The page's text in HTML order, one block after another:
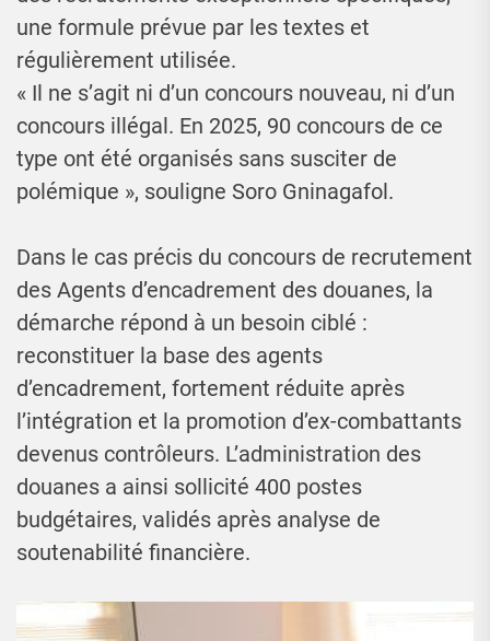
une formule prévue par les textes et
régulièrement utilisée.
« Il ne s’agit ni d’un concours nouveau, ni d’un
concours illégal. En 2025, 90 concours de ce
type ont été organisés sans susciter de
polémique », souligne Soro Gninagafol.
Dans le cas précis du concours de recrutement
des Agents d’encadrement des douanes, la
démarche répond à un besoin ciblé :
reconstituer la base des agents
d’encadrement, fortement réduite après
l’intégration et la promotion d’ex-combattants
devenus contrôleurs. L’administration des
douanes a ainsi sollicité 400 postes
budgétaires, validés après analyse de
soutenabilité financière.